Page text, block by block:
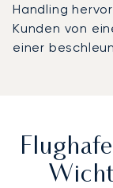
Handling
Kunden von
einer